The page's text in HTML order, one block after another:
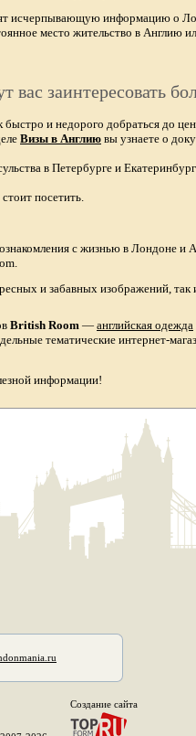
исчерпывающую информацию о
место жительство в Англию
заинтересовать
и недорого добраться до
Визы в Англию вы узнаете о
в Петербурге и
посетить.
с жизнью в Лондоне
и забавных изображений, так
British Room — английская одежда
тематические интернет-
информации!
Создание сайта